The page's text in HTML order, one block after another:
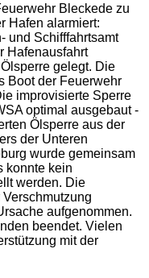
Bleckede zu
Hafen alarmiert:
und Schifffahrtsamt
Hafenausfahrt
gelegt. Die
Boot der Feuerwehr
improvisierte Sperre
optimal ausgebaut -
Ölsperre aus der
der Unteren
wurde gemeinsam
konnte kein
werden. Die
aufgenommen.
beendet. Vielen
mit der